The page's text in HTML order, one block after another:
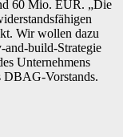
60 Mio. EUR. „Die
Wir wollen dazu
and-build-Strategie
Unternehmens
DBAG-Vorstands.